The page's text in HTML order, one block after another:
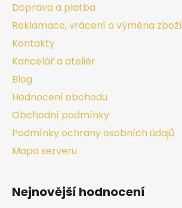
Doprava a platba
Reklamace, vrácení a výměna zboží
Kontakty
Kancelář a ateliér
Blog
Hodnocení obchodu
Obchodní podmínky
Podmínky ochrany osobních údajů
Mapa serveru
Nejnovější hodnocení